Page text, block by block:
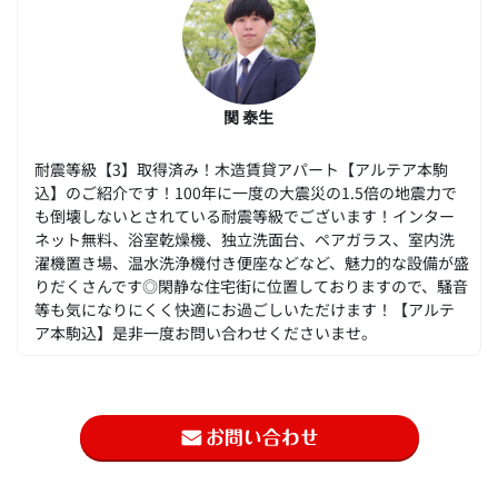
関 泰生
耐震等級【3】取得済み！木造賃貸アパート【アルテア本駒
込】のご紹介です！100年に一度の大震災の1.5倍の地震力で
も倒壊しないとされている耐震等級でございます！インター
ネット無料、浴室乾燥機、独立洗面台、ペアガラス、室内洗
濯機置き場、温水洗浄機付き便座などなど、魅力的な設備が盛
りだくさんです◎閑静な住宅街に位置しておりますので、騒音
等も気になりにくく快適にお過ごしいただけます！【アルテ
ア本駒込】是非一度お問い合わせくださいませ。